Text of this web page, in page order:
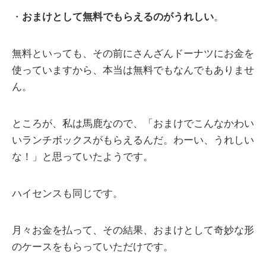
・ おまけとして無料でもらえるのがうれしい。
無料といっても、その前にさんざんドーナツにお金を
使っていますから、本当は無料でもなんでもありませ
ん。
ところが、私は馬鹿なので、「おまけでこんなかわい
いランチボックスがもらえるんだ。わーい、うれしい
な！」と思っていたようです。
ハイセンスも同じです。
月々お金を払って、その結果、おまけとして奇妙な形
のケースをもらっていただけです。